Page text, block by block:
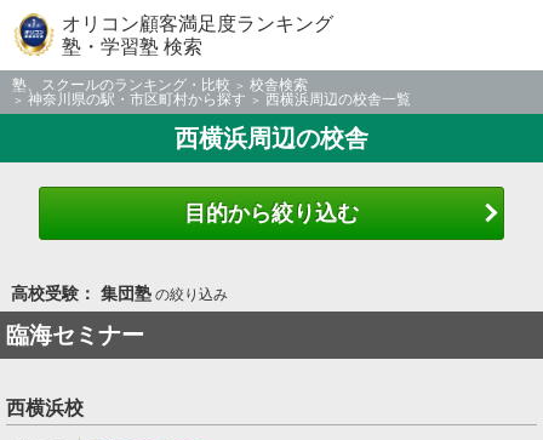
オリコン顧客満足度ランキング
塾・学習塾 検索
塾、スクールのランキング・比較
校舎検索
神奈川県の駅・市区町村から探す
西横浜周辺の校舎一覧
西横浜周辺の校舎
目的から絞り込む
高校受験： 集団塾の絞り込み
臨海セミナー
西横浜校